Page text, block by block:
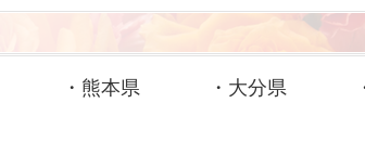
・ 熊本県 ・ 大分県